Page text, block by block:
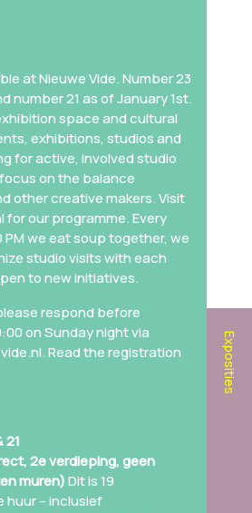
at Nieuwe Vide. Number 23
number 21 as of January 1st.
space and cultural
exhibitions, studios and
for active, involved studio
on the balance
other creative makers. Visit
for our programme. Every
PM we eat soup together, we
studio visits with each
to new initiatives.
respond before
on Sunday night via
Read the registration
21
2e verdieping, geen
muren)Dit is 19
huur – inclusief
Exposities